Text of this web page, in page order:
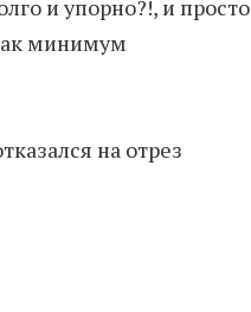
и упорно?!, и просто
минимум
на отрез